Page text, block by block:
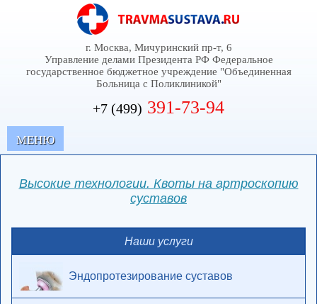
г. Москва, Мичуринский пр-т, 6
Управление делами Президента РФ Федеральное
государственное бюджетное учреждение "Объединенная
Больница с Поликлиникой"
+7 (499) 391-73-94
MЕНЮ
Высокие технологии. Квоты на артроскопию
суставов
Наши услуги
Эндопротезирование суставов